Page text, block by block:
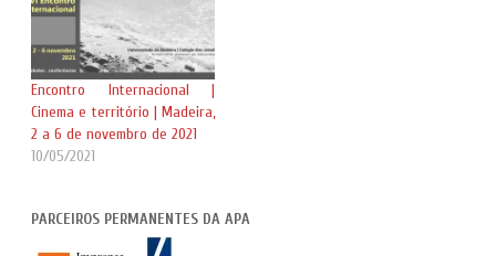
Encontro Internacional |
Cinema e território | Madeira,
2 a 6 de novembro de 2021
10/05/2021
PARCEIROS PERMANENTES DA APA